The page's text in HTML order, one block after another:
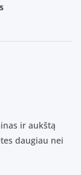
ir aukštą
daugiau nei